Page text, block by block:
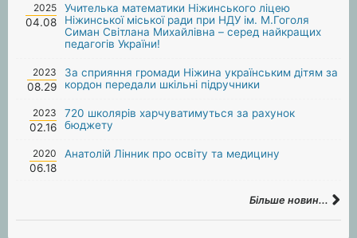
2025
04.08
Учителька математики Ніжинського ліцею
Ніжинської міської ради при НДУ ім. М.Гоголя
Симан Світлана Михайлівна – серед найкращих
педагогів України!
2023
08.29
За сприяння громади Ніжина українським дітям за
кордон передали шкільні підручники
2023
02.16
720 школярів харчуватимуться за рахунок
бюджету
2020
06.18
Анатолій Лінник про освіту та медицину
Більше новин...